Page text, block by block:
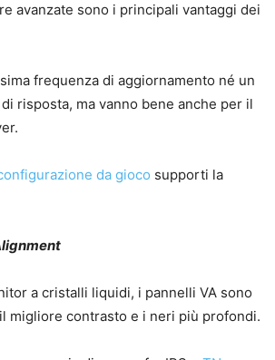
avanzate sono i principali vantaggi dei
frequenza di aggiornamento né un
risposta, ma vanno bene anche per il
da gioco supporti la
a cristalli liquidi, i pannelli VA sono
migliore contrasto e i neri più profondi.